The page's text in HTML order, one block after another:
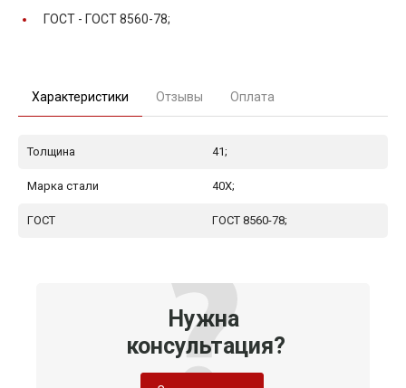
ГОСТ - ГОСТ 8560-78;
Характеристики Отзывы Оплата
Толщина 41;
Марка стали 40Х;
ГОСТ ГОСТ 8560-78;
Нужна
консультация?